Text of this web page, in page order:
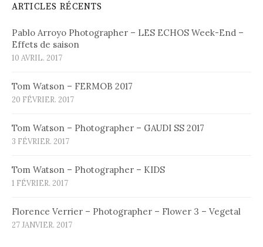
ARTICLES RÉCENTS
Pablo Arroyo Photographer – LES ECHOS Week-End –
Effets de saison
10 AVRIL. 2017
Tom Watson – FERMOB 2017
20 FÉVRIER. 2017
Tom Watson – Photographer – GAUDI SS 2017
3 FÉVRIER. 2017
Tom Watson – Photographer – KIDS
1 FÉVRIER. 2017
Florence Verrier – Photographer – Flower 3 – Vegetal
27 JANVIER. 2017